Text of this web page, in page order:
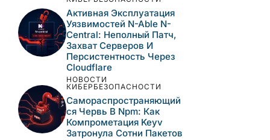
Активная Эксплуатация
Уязвимостей N-Able N-
Central: Неполный Патч,
Захват Серверов И
Персистентность Через
Cloudflare
НОВОСТИ
КИБЕРБЕЗОПАСНОСТИ
Самораспространяющий
Ся Червь В Npm: Как
Компрометация Keyv
Затронула Сотни Пакетов